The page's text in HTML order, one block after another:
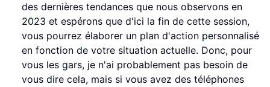
des dernières tendances que nous observons en
2023 et espérons que d'ici la fin de cette session,
vous pourrez élaborer un plan d'action personnalisé
en fonction de votre situation actuelle. Donc, pour
vous les gars, je n'ai probablement pas besoin de
vous dire cela, mais si vous avez des téléphones